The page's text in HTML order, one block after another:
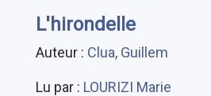
L'hirondelle
Auteur : Clua, Guillem
Lu par : LOURIZI Marie